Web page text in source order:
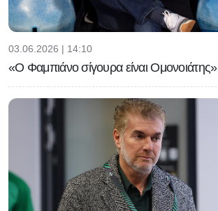
03.06.2026 | 14:10
«Ο Φαμπιάνο σίγουρα είναι Ομονοιάτης»